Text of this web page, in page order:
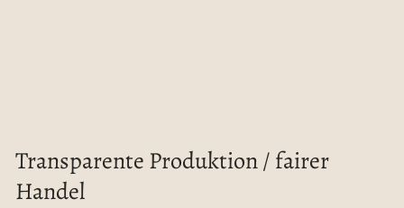
Transparente Produktion / fairer
Handel